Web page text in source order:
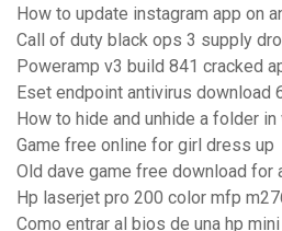
How to update instagram app on
Call of duty black ops 3 supply
Poweramp v3 build 841 cracked
Eset endpoint antivirus download
How to hide and unhide a folder
Game free online for girl dress up
Old dave game free download for
Hp laserjet pro 200 color mfp
Como entrar al bios de una hp mini